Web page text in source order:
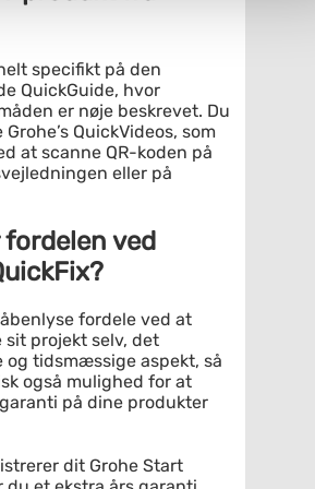
specifikt på den
QuickGuide, hvor
er nøje beskrevet. Du
Grohe’s QuickVideos, som
at scanne QR-koden på
eller på
fordelen ved
fordele ved at
sit projekt selv, det
og tidsmæssige aspekt, så
også mulighed for at
på dine produkter
dit Grohe Start